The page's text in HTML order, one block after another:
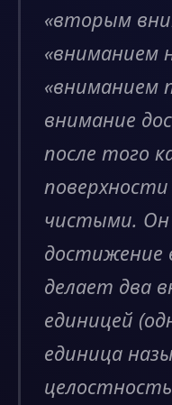
«вторым
«вниманием
«вниманием
внимание
после того
чистыми. Он
достижение
делает два
единицей
единица